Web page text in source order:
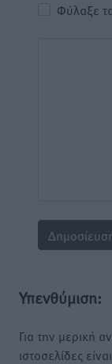
Φύλαξε
Υπενθύμιση:
Για την μερική
ιστοσελίδες